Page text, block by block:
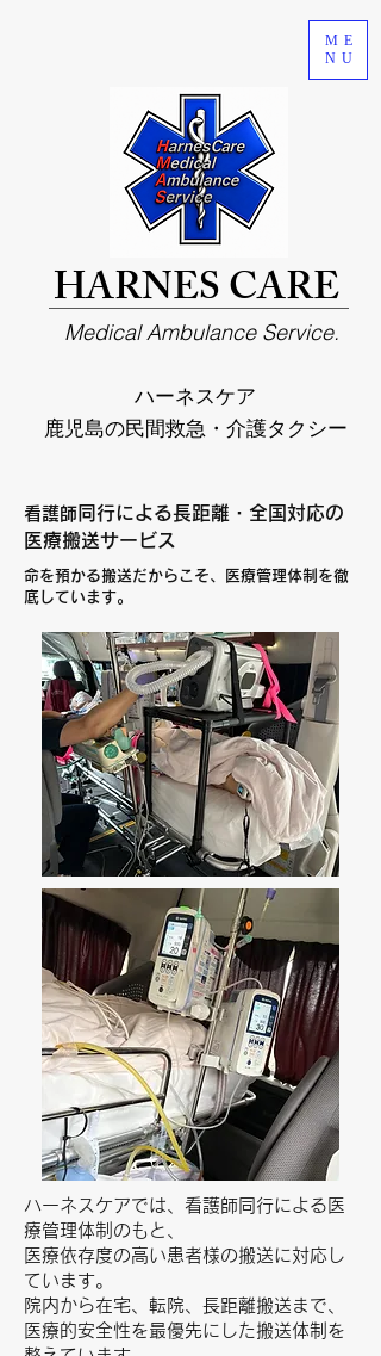
HARNES CARE
Medical Ambulance Service.
ハーネスケア
鹿児島の民間救急・介護タクシー
ME
NU
看護師 同行による長距離・全国対応の
医療搬送サービス
​命を預かる搬送だからこそ、医療管理体制を徹
底しています。
ハーネスケアでは、看護師同行による医
療管理体制のもと、
医療依存度の高い患者様の搬送に対応し
ています。
院内から在宅、転院、長距離搬送まで、
医療的安全性を最優先にした搬送体制を